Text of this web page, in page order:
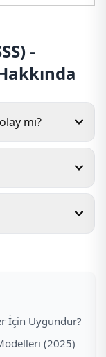
-
mı?
İçin Uygundur?
(2025)